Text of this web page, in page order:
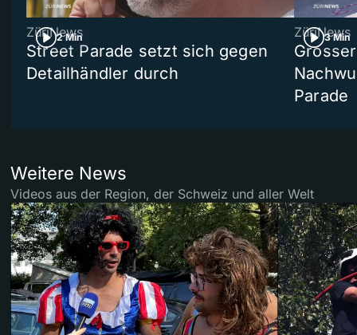
2 Min
ZüriNews
Street Parade setzt sich gegen
Detailhändler durch
3 Min
ZüriNews
Parade
Weitere News
Videos aus der Region, der Schweiz und aller Welt